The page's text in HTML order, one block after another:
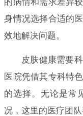
身情况选择合适的
效地解决问题。
皮肤健康需要
医院凭借其专科特
的选择。无论是常
况，这里的医疗团